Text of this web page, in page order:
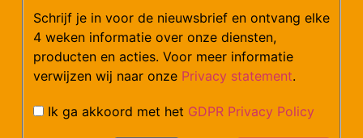
Mail:klantenservice@arvem.nl
Werken bij Arvem?
Schrijf je in voor de nieuwsbrief en ontvang elke
4 weken informatie over onze diensten,
producten en acties. Voor meer informatie
verwijzen wij naar onze Privacy statement.
Ik ga akkoord met het GDPR Privacy Policy